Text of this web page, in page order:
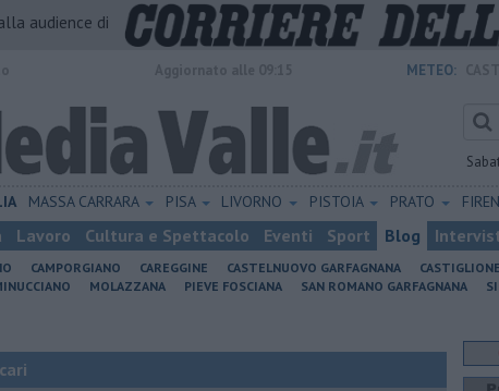
audience di
METEO:
MASSA CARRARA PISA LIVORNO PISTOIA PRATO
Lavoro Cultura e Spettacolo Eventi Sport Blog
CAMPORGIANO CAREGGINE CASTELNUOVO GARFAGNANA
MOLAZZANA PIEVE FOSCIANA SAN ROMANO GARFAGNANA